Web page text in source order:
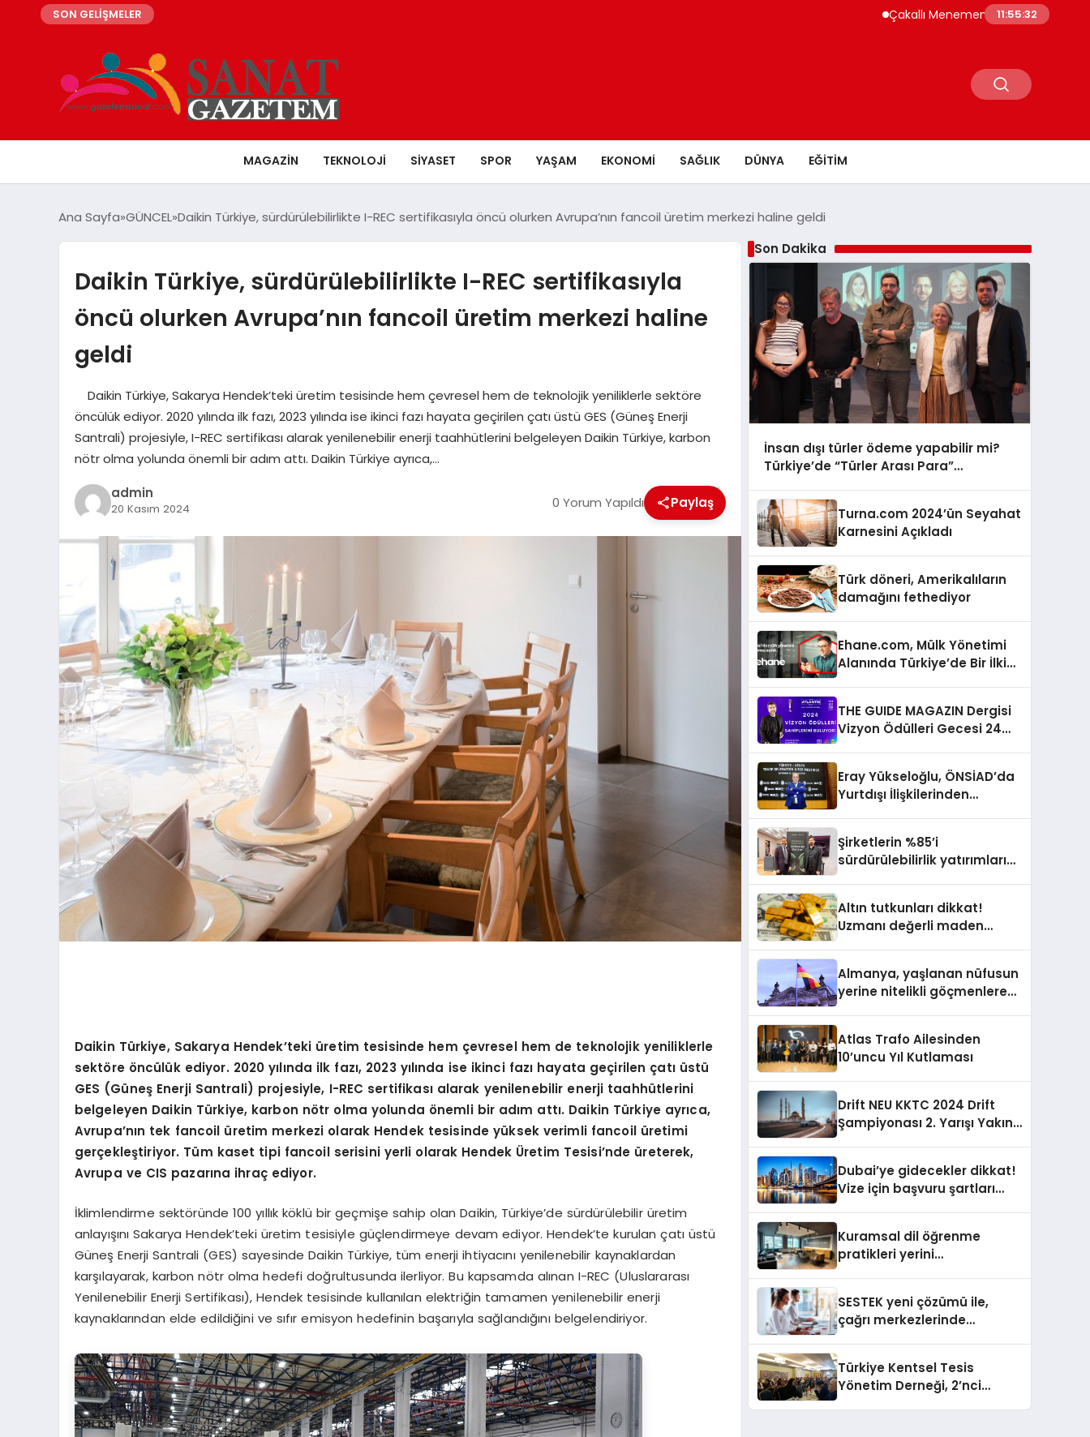
SON GELİŞMELER Çakallı Menemeni Neden Meşhur? Lezzetinin
11:55:34
MAGAZIN TEKNOLOJI SIYASET SPOR YAŞAM EKONOMI SAĞLIK DÜNYA EĞITIM
Ana Sayfa GÜNCEL Daikin Türkiye, sürdürülebilirlikte I-REC sertifikasıyla öncü olurken Avrupa’nın fancoil üretim merkezi haline geldi
Daikin Türkiye, sürdürülebilirlikte I-REC sertifikasıyla
öncü olurken Avrupa’nın fancoil üretim merkezi haline
geldi
Daikin Türkiye, Sakarya Hendek’teki üretim tesisinde hem çevresel hem de teknolojik yeniliklerle sektöre
öncülük ediyor. 2020 yılında ilk fazı, 2023 yılında ise ikinci fazı hayata geçirilen çatı üstü GES (Güneş Enerji
Santrali) projesiyle, I-REC sertifikası alarak yenilenebilir enerji taahhütlerini belgeleyen Daikin Türkiye, karbon
nötr olma yolunda önemli bir adım attı. Daikin Türkiye ayrıca,…
admin
20 Kasım 2024 0 Yorum Yapıldı Paylaş
Daikin Türkiye, Sakarya Hendek’teki üretim tesisinde hem çevresel hem de teknolojik yeniliklerle
sektöre öncülük ediyor. 2020 yılında ilk fazı, 2023 yılında ise ikinci fazı hayata geçirilen çatı üstü
GES (Güneş Enerji Santrali) projesiyle, I-REC sertifikası alarak yenilenebilir enerji taahhütlerini
belgeleyen Daikin Türkiye, karbon nötr olma yolunda önemli bir adım attı. Daikin Türkiye ayrıca,
Avrupa’nın tek fancoil üretim merkezi olarak Hendek tesisinde yüksek verimli fancoil üretimi
gerçekleştiriyor. Tüm kaset tipi fancoil serisini yerli olarak Hendek Üretim Tesisi’nde üreterek,
Avrupa ve CIS pazarına ihraç ediyor.
İklimlendirme sektöründe 100 yıllık köklü bir geçmişe sahip olan Daikin, Türkiye’de sürdürülebilir üretim
anlayışını Sakarya Hendek’teki üretim tesisiyle güçlendirmeye devam ediyor. Hendek’te kurulan çatı üstü
Güneş Enerji Santrali (GES) sayesinde Daikin Türkiye, tüm enerji ihtiyacını yenilenebilir kaynaklardan
karşılayarak, karbon nötr olma hedefi doğrultusunda ilerliyor. Bu kapsamda alınan I-REC (Uluslararası
Yenilenebilir Enerji Sertifikası), Hendek tesisinde kullanılan elektriğin tamamen yenilenebilir enerji
kaynaklarından elde edildiğini ve sıfır emisyon hedefinin başarıyla sağlandığını belgelendiriyor.
Son Dakika
İnsan dışı türler ödeme yapabilir mi?
Türkiye’de “Türler Arası Para”
Turna.com 2024’ün Seyahat
Karnesini Açıkladı
Türk döneri, Amerikalıların
damağını fethediyor
Ehane.com, Mülk Yönetimi
Alanında Türkiye’de Bir İlki
THE GUIDE MAGAZIN Dergisi
Vizyon Ödülleri Gecesi 24
Eray Yükseloğlu, ÖNSİAD’da
Yurtdışı İlişkilerinden
Şirketlerin %85’i
sürdürülebilirlik yatırımlarını
Altın tutkunları dikkat!
Uzmanı değerli maden
Almanya, yaşlanan nüfusun
yerine nitelikli göçmenlere
Atlas Trafo Ailesinden
10’uncu Yıl Kutlaması
Drift NEU KKTC 2024 Drift
Şampiyonası 2. Yarışı Yakın
Dubai’ye gidecekler dikkat!
Vize için başvuru şartları
Kuramsal dil öğrenme
pratikleri yerini
SESTEK yeni çözümü ile,
çağrı merkezlerinde
Türkiye Kentsel Tesis
Yönetim Derneği, 2’nci